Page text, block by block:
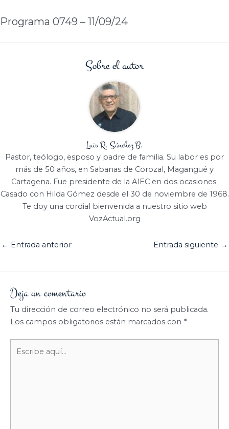
Programa 0749 – 11/09/24
Sobre el autor
Luis R. Sánchez B.
Pastor, teólogo, esposo y padre de familia. Su labor es por
más de 50 años, en Sabanas de Corozal, Magangué y
Cartagena. Fue presidente de la AIEC en dos ocasiones.
Casado con Hilda Gómez desde el 30 de noviembre de 1968.
Te doy una cordial bienvenida a nuestro sitio web
VozActual.org
← Entrada anterior Entrada siguiente →
Deja un comentario
Tu dirección de correo electrónico no será publicada.
Los campos obligatorios están marcados con *
aquí...